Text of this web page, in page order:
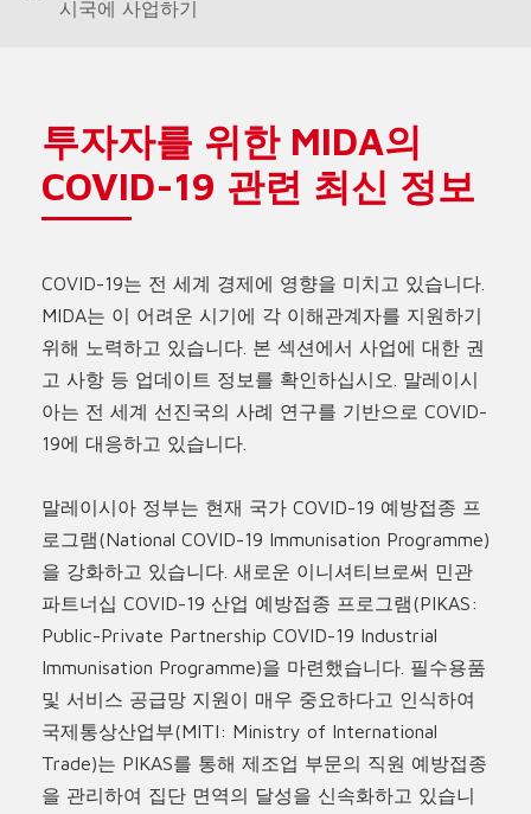
시국에 사업하기
투자자를 위한 MIDA의
COVID-19 관련 최신 정보
COVID-19는 전 세계 경제에 영향을 미치고 있습니다.
MIDA는 이 어려운 시기에 각 이해관계자를 지원하기
위해 노력하고 있습니다. 본 섹션에서 사업에 대한 권
고 사항 등 업데이트 정보를 확인하십시오. 말레이시
아는 전 세계 선진국의 사례 연구를 기반으로 COVID-
19에 대응하고 있습니다.
말레이시아 정부는 현재 국가 COVID-19 예방접종 프
로그램(National COVID-19 Immunisation Programme)
을 강화하고 있습니다. 새로운 이니셔티브로써 민관
파트너십 COVID-19 산업 예방접종 프로그램(PIKAS:
Public-Private Partnership COVID-19 Industrial
Immunisation Programme)을 마련했습니다. 필수용품
및 서비스 공급망 지원이 매우 중요하다고 인식하여
국제통상산업부(MITI: Ministry of International
Trade)는 PIKAS를 통해 제조업 부문의 직원 예방접종
을 관리하여 집단 면역의 달성을 신속화하고 있습니